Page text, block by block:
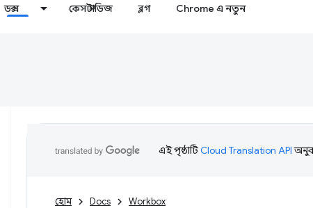
ডক্স কেস স্টাডিজ ব্লগ Chrome এ নতুন
এই পৃষ্ঠাটিCloud Translation API
হোম Docs Workbox